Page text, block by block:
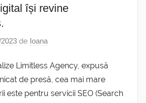
își revine
de Ioana
Limitless Agency, expusă
de presă, cea mai mare
este pentru servicii SEO (Search